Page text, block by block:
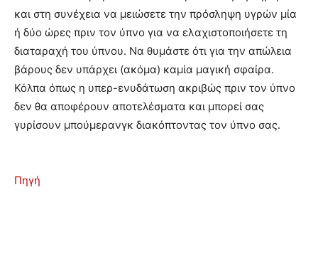
και στη συνέχεια να μειώσετε την πρόσληψη υγρών μία
ή δύο ώρες πριν τον ύπνο για να ελαχιστοποιήσετε τη
διαταραχή του ύπνου. Να θυμάστε ότι για την απώλεια
βάρους δεν υπάρχει (ακόμα) καμία μαγική σφαίρα.
Κόλπα όπως η υπερ-ενυδάτωση ακριβώς πριν τον ύπνο
δεν θα αποφέρουν αποτελέσματα και μπορεί σας
γυρίσουν μπούμερανγκ διακόπτοντας τον ύπνο σας.
Πηγή